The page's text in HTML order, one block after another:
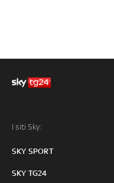
I siti Sky:
SKY SPORT
SKY TG24